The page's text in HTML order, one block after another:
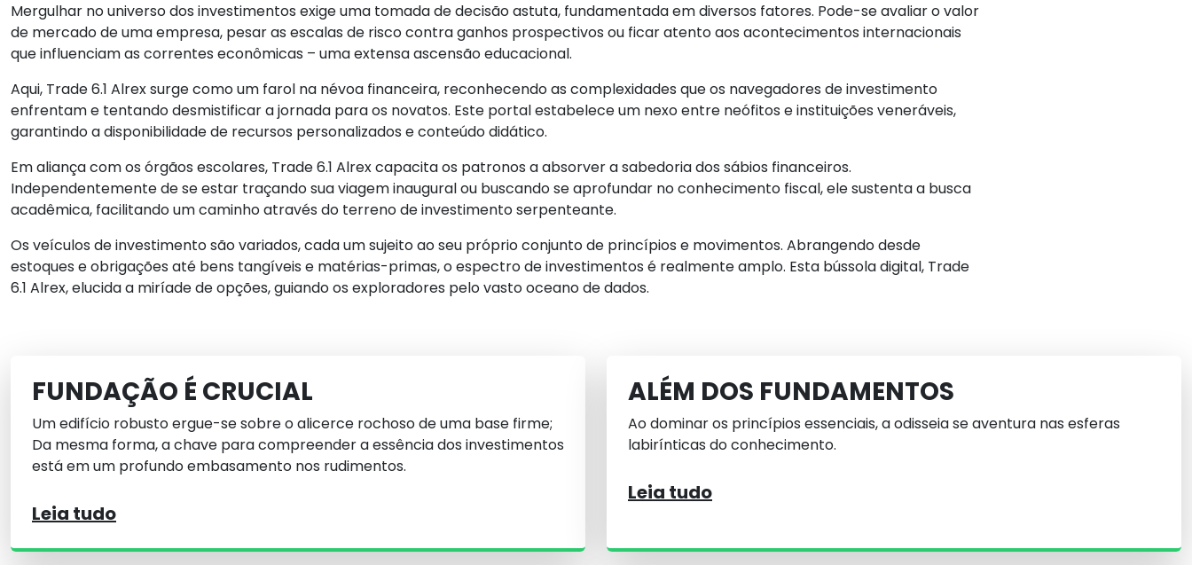
Mergulhar no universo dos investimentos exige uma tomada de decisão astuta, fundamentada em diversos fatores. Pode-se avaliar o valor
de mercado de uma empresa, pesar as escalas de risco contra ganhos prospectivos ou ficar atento aos acontecimentos internacionais
que influenciam as correntes econômicas – uma extensa ascensão educacional.
Aqui, Trade 6.1 Alrex surge como um farol na névoa financeira, reconhecendo as complexidades que os navegadores de investimento
enfrentam e tentando desmistificar a jornada para os novatos. Este portal estabelece um nexo entre neófitos e instituições veneráveis,
garantindo a disponibilidade de recursos personalizados e conteúdo didático.
Em aliança com os órgãos escolares, Trade 6.1 Alrex capacita os patronos a absorver a sabedoria dos sábios financeiros.
Independentemente de se estar traçando sua viagem inaugural ou buscando se aprofundar no conhecimento fiscal, ele sustenta a busca
acadêmica, facilitando um caminho através do terreno de investimento serpenteante.
Os veículos de investimento são variados, cada um sujeito ao seu próprio conjunto de princípios e movimentos. Abrangendo desde
estoques e obrigações até bens tangíveis e matérias-primas, o espectro de investimentos é realmente amplo. Esta bússola digital, Trade
6.1 Alrex, elucida a miríade de opções, guiando os exploradores pelo vasto oceano de dados.
FUNDAÇÃO É CRUCIAL
Um edifício robusto ergue-se sobre o alicerce rochoso de uma base firme;
Da mesma forma, a chave para compreender a essência dos investimentos
está em um profundo embasamento nos rudimentos.
Leia tudo
ALÉM DOS FUNDAMENTOS
Ao dominar os princípios essenciais, a odisseia se aventura nas esferas
labirínticas do conhecimento.
Leia tudo